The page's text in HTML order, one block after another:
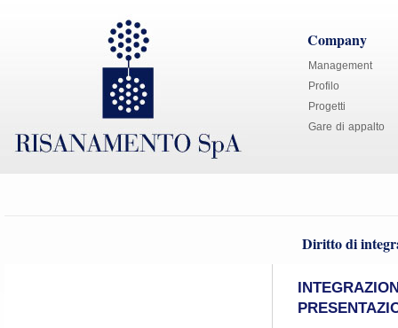
Company
Management
Profilo
Progetti
Gare di appalto
Diritto di